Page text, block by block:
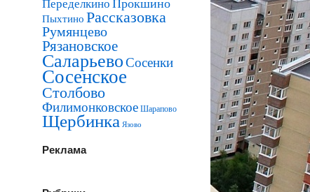
Пыхтино Рассказовка
Румянцево
Рязановское
СаларьевоСосенки
Сосенское
Столбово
ФилимонковскоеШарапово
Щербинка Язово
Реклама